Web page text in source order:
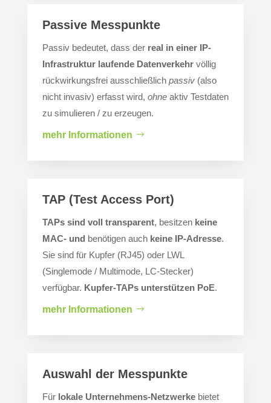
Passive Messpunkte
Passiv bedeutet, dass der real in einer IP-
Infrastruktur laufende Datenverkehrvöllig
rückwirkungsfrei ausschließlich passiv(also
nicht invasiv) erfasst wird, ohneaktiv Testdaten
zu simulieren / zu erzeugen.
mehr Informationen
TAP (Test Access Port)
TAPs sind voll transparent, besitzen keine
MAC- und benötigen auch keine IP-Adresse.
Sie sind für Kupfer (RJ45) oder LWL
(Singlemode / Multimode, LC-Stecker)
verfügbar. Kupfer-TAPs unterstützen PoE.
mehr Informationen
Auswahl der Messpunkte
Für lokale Unternehmens-Netzwerkebietet